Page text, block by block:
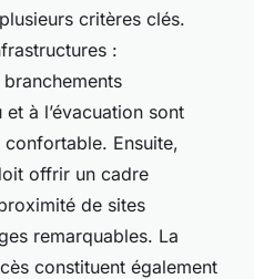
critères clés.
:
à l’évacuation sont
Ensuite,
offrir un cadre
de sites
remarquables. La
constituent également